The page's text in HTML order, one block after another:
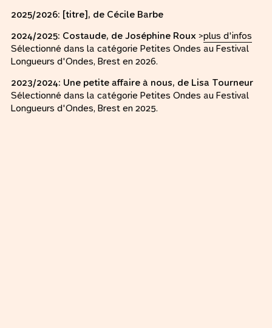
2025/2026: [titre], de Cécile Barbe
2024/2025: Costaude, de Joséphine Roux >plus d'infos
Sélectionné dans la catégorie Petites Ondes au Festival
Longueurs d'Ondes, Brest en 2026.
2023/2024: Une petite affaire à nous, de Lisa Tourneur
Sélectionné dans la catégorie Petites Ondes au Festival
Longueurs d'Ondes, Brest en 2025.